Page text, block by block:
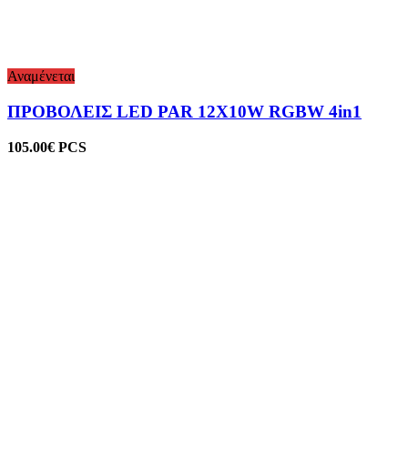
Αναμένεται
ΠΡΟΒΟΛΕΙΣ LED PAR 12X10W RGBW 4in1
105.00€ PCS